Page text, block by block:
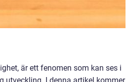
är ett fenomen som kan ses i